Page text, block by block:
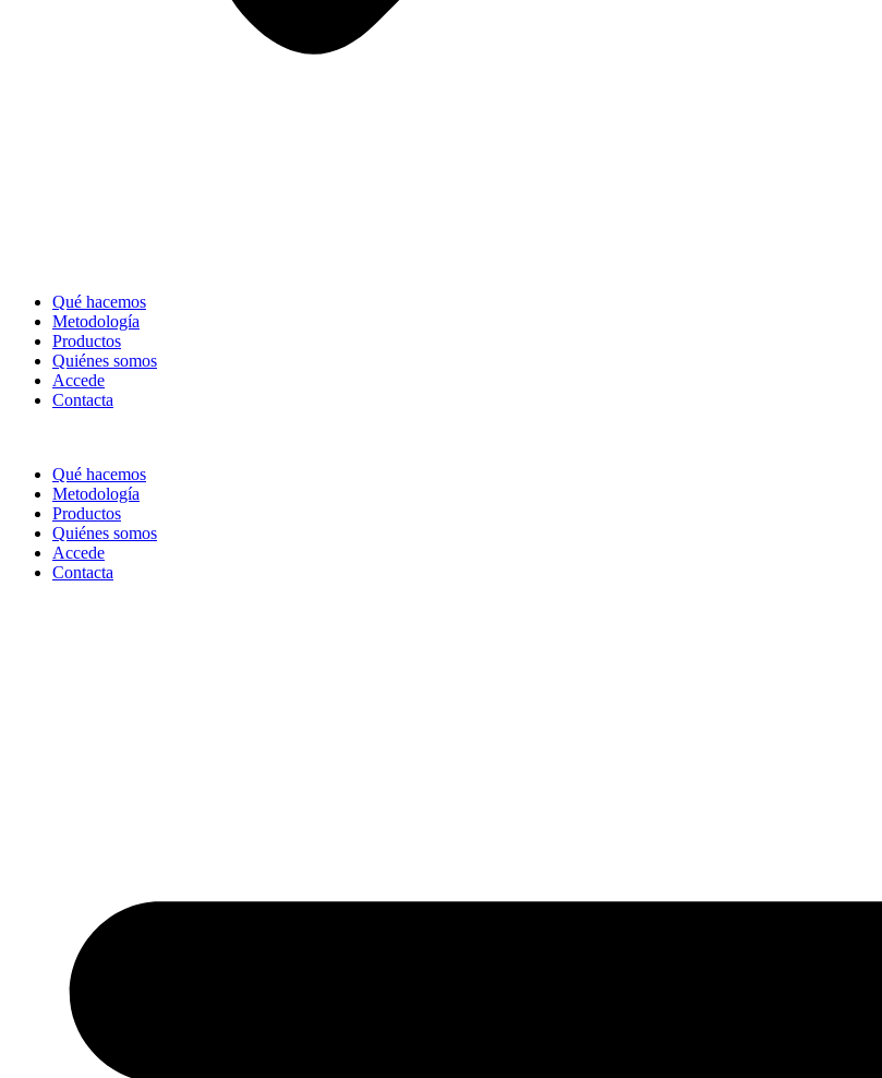
Qué hacemos
Metodología
Productos
Quiénes somos
Accede
Contacta
Qué hacemos
Metodología
Productos
Quiénes somos
Accede
Contacta